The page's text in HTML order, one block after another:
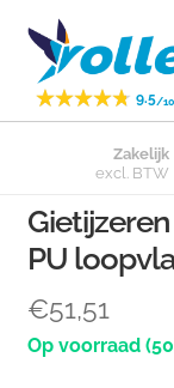
Ga
door
naar
navigatie
Ga
naar
de
inhoud
9.5/10
Zwenkwielen
Bokwielen
Losse wielen
Zakelijk
excl. BTW
PU
€51,51